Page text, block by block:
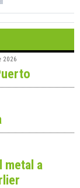
2026
metal a